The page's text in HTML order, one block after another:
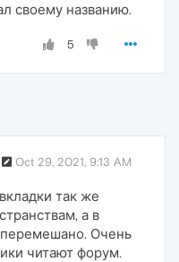
своему названию.
5
Oct 29, 2021, 9:13 AM
так же
а в
перемешано. Очень
читают форум.